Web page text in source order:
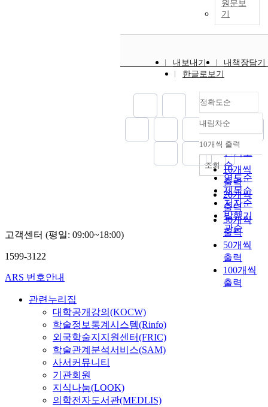
원문보
기
내보내기
내책장담기
한글로보기
정확도순
정확도
순
인기도
순
연도순
제목순
저자순
발행기
관순
내림차순
내림차순
10개씩 출력
10개씩
출력
20개씩
출력
30개씩
출력
50개씩
출력
100개씩
출력
조회
고객센터 (평일: 09:00~18:00)
1599-3122
ARS 번호안내
관련누리집
대학공개강의(KOCW)
학술정보통계시스템(Rinfo)
외국학술지지원센터(FRIC)
학술관계분석서비스(SAM)
사서커뮤니티
기관회원
지식나눔(LOOK)
의학전자도서관(MEDLIS)